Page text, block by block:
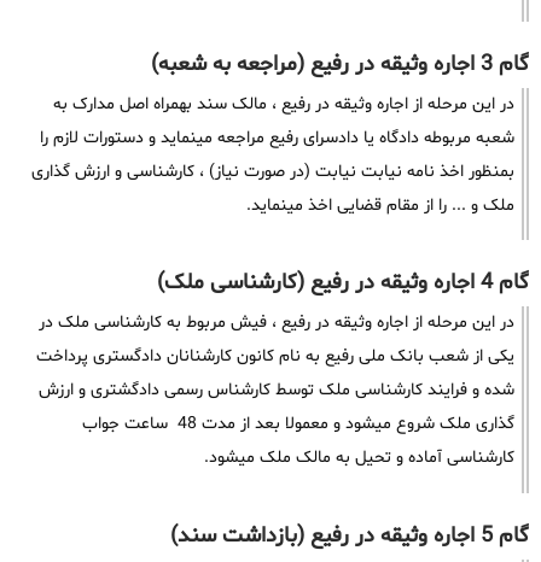
گام 3 اجاره وثیقه در رفیع (مراجعه به شعبه)
در این مرحله از اجاره وثیقه در رفیع ، مالک سند بهمراه اصل مدارک به
شعبه مربوطه دادگاه یا دادسرای رفیع مراجعه مینماید و دستورات لازم را
بمنظور اخذ نامه نیابت نیابت (در صورت نیاز) ، کارشناسی و ارزش گذاری
ملک و ... را از مقام قضایی اخذ مینماید.
گام 4 اجاره وثیقه در رفیع (کارشناسی ملک)
در این مرحله از اجاره وثیقه در رفیع ، فیش مربوط به کارشناسی ملک در
یکی از شعب بانک ملی رفیع به نام کانون کارشنانان دادگستری پرداخت
شده و فرایند کارشناسی ملک توسط کارشناس رسمی دادگشتری و ارزش
گذاری ملک شروع میشود و معمولا بعد از مدت 48 ساعت جواب
کارشناسی آماده و تحیل به مالک ملک میشود.
گام 5 اجاره وثیقه در رفیع (بازداشت سند)